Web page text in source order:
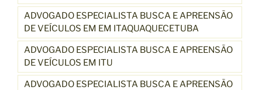
ADVOGADO ESPECIALISTA BUSCA E APREENSÃO
DE VEÍCULOS EM EM ITAQUAQUECETUBA
ADVOGADO ESPECIALISTA BUSCA E APREENSÃO
DE VEÍCULOS EM ITU
ADVOGADO ESPECIALISTA BUSCA E APREENSÃO